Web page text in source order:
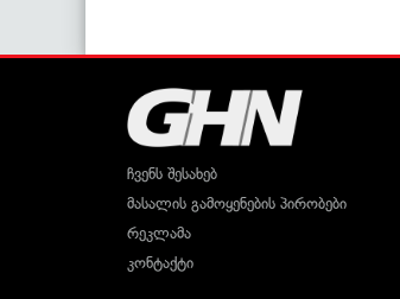
ჩვენს შესახებ
მასალის გამოყენების პირობები
რეკლამა
კონტაქტი